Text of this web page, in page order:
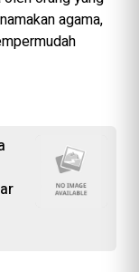
agama,